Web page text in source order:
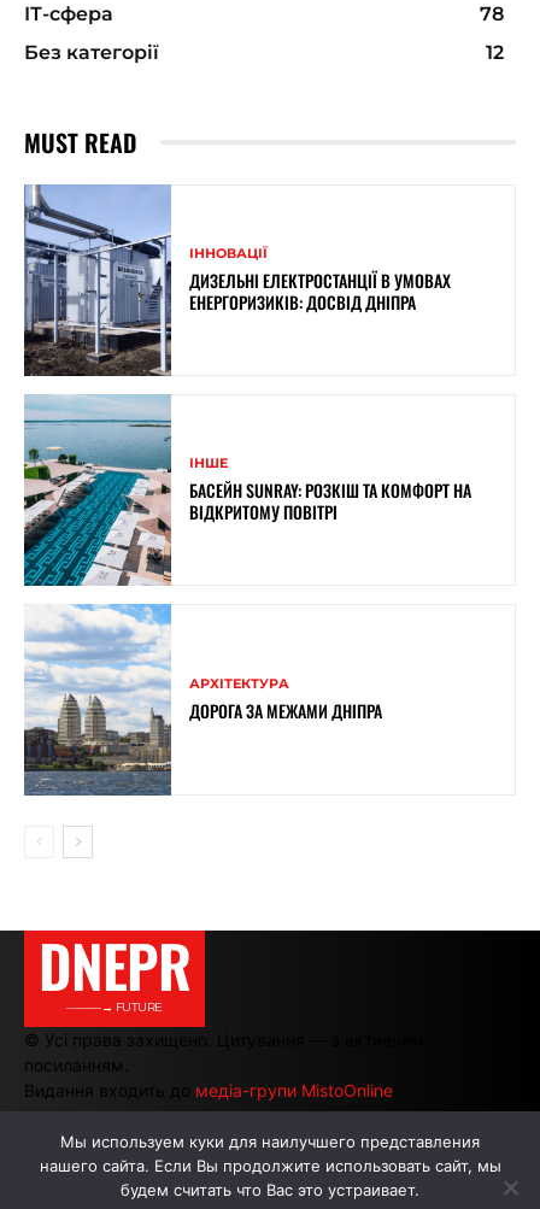
ІТ-сфера
78
Без категорії
12
MUST READ
ІННОВАЦІЇ
ДИЗЕЛЬНІ ЕЛЕКТРОСТАНЦІЇ В УМОВАХ
ЕНЕРГОРИЗИКІВ: ДОСВІД ДНІПРА
ІНШЕ
БАСЕЙН SUNRAY: РОЗКІШ ТА КОМФОРТ НА
ВІДКРИТОМУ ПОВІТРІ
АРХІТЕКТУРА
ДОРОГА ЗА МЕЖАМИ ДНІПРА
DNEPR
———→ FUTURE
© Усі права захищено. Цитування — з активним
посиланням.
Видання входить до медіа-групи MistoOnline
АВТОРИ РЕКЛАМА НА САЙТІ
Мы используем куки для наилучшего представления
нашего сайта. Если Вы продолжите использовать сайт, мы
будем считать что Вас это устраивает.